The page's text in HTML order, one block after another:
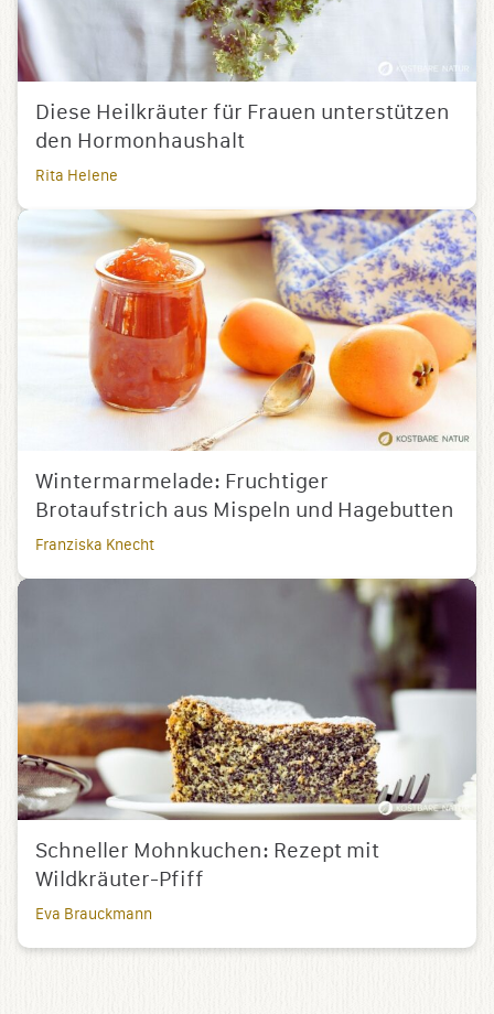
Diese Heilkräuter für Frauen unterstützen
den Hormonhaushalt
Rita Helene
Wintermarmelade: Fruchtiger
Brotaufstrich aus Mispeln und Hagebutten
Franziska Knecht
Schneller Mohnkuchen: Rezept mit
Wildkräuter-Pfiff
Eva Brauckmann